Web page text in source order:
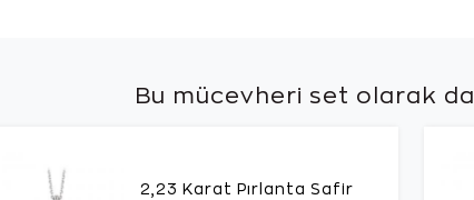
Bu mücevheri set olarak da
2,23 Karat Pırlanta Safir